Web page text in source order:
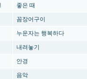
좋은 때
꼼장어구이
누운자는 행복하다
내려놓기
안경
음악